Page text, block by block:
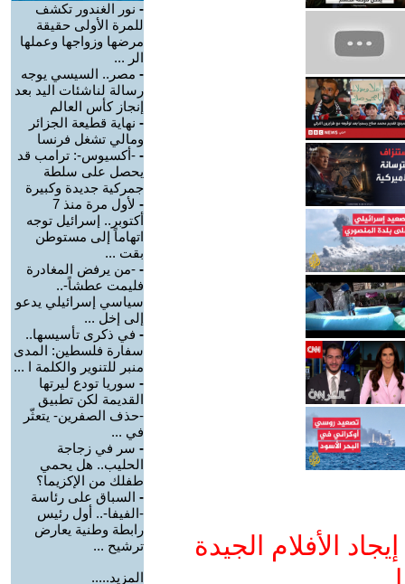
الأفلام الجيدة
- نور الغندور تكشف
للمرة الأولى حقيقة
مرضها وزواجها وعملها
الر ...
- مصر.. السيسي يوجه
رسالة لناشئات اليد بعد
إنجاز كأس العالم
- نهاية قطيعة الجزائر
ومالي تشغل فرنسا
- -أكسيوس-: ترامب قد
يحصل على سلطة
جمركية جديدة وكبيرة
-
لأول مرة منذ 7
أكتوبر.. إسرائيل توجه
اتهاماً إلى مستوطن
بقت ...
- -من يرفض المغادرة
فليمت عطشاً-..
سياسي إسرائيلي يدعو
إلى إخل ...
- في ذكرى تأسيسها..
سفارة فلسطين: المدى
منبر للتنوير والكلمة ا ...
- سوريا تودع ليرتها
القديمة لكن تطبيق
-حذف الصفرين- يتعثّر
في ...
- سر في زجاجة
الحليب.. هل يحمي
طفلك من الإكزيما؟
- السباق على رئاسة
-الفيفا-.. أول رئيس
رابطة وطنية يعارض
ترشيح ...
المزيد.....